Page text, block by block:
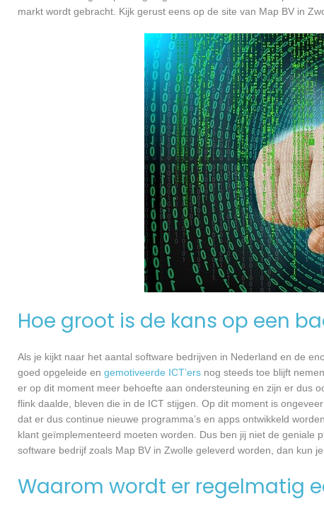
markt wordt gebracht. Kijk gerust eens op de site van Map BV in
Hoe groot is de kans op een
Als je kijkt naar het aantal software bedrijven in Nederland en de
goed opgeleide en gemotiveerde ICT’ers nog steeds toe blijft
er op dit moment meer behoefte aan ondersteuning en zijn er dus
flink daalde, bleven die in de ICT stijgen. Op dit moment is
dat er dus continue nieuwe programma’s en apps ontwikkeld
klant geïmplementeerd moeten worden. Dus ben jij niet de
software bedrijf zoals Map BV in Zwolle geleverd worden, dan kun
Waarom wordt er regelmatig